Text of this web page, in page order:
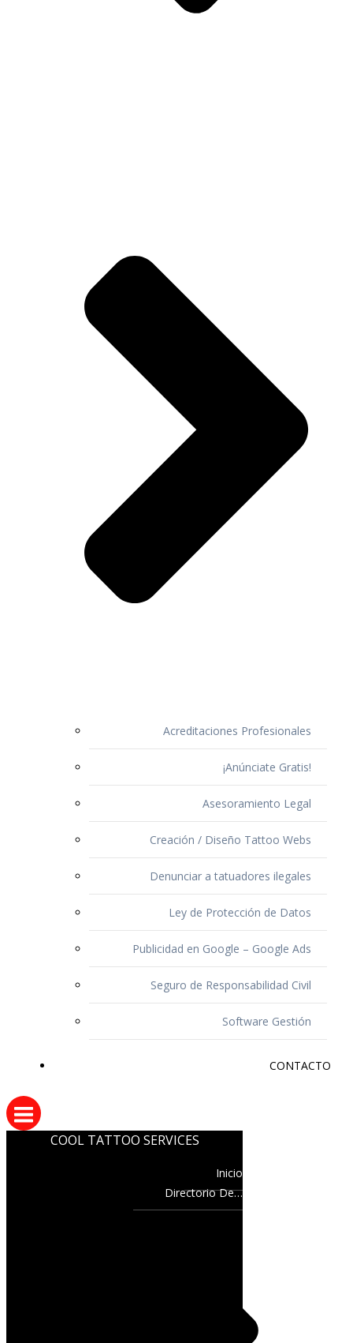
Acreditaciones Profesionales
¡Anúnciate Gratis!
Asesoramiento Legal
Creación / Diseño Tattoo Webs
Denunciar a tatuadores ilegales
Ley de Protección de Datos
Publicidad en Google – Google Ads
Seguro de Responsabilidad Civil
Software Gestión
CONTACTO
COOL TATTOO SERVICES
Inicio
Directorio De…